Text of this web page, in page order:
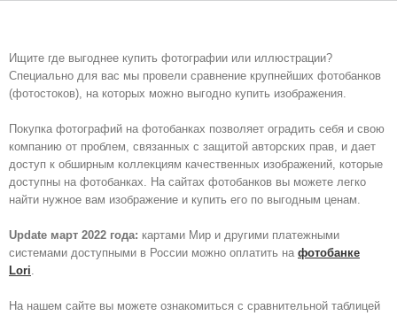
Ищите где выгоднее купить фотографии или иллюстрации?
Специально для вас мы провели сравнение крупнейших фотобанков
(фотостоков), на которых можно выгодно купить изображения.
Покупка фотографий на фотобанках позволяет оградить себя и свою
компанию от проблем, связанных с защитой авторских прав, и дает
доступ к обширным коллекциям качественных изображений, которые
доступны на фотобанках. На сайтах фотобанков вы можете легко
найти нужное вам изображение и купить его по выгодным ценам.
Update март 2022 года: картами Мир и другими платежными
системами доступными в России можно оплатить на фотобанке
Lori.
На нашем сайте вы можете ознакомиться с сравнительной таблицей